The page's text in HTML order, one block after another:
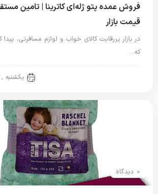
فروش عمده پتو ژله‌ای کاترینا | تامین
قیمت بازار
در بازار پررقابت کالای خواب و لوازم مسافرتی،
که…
یکشنبه , 12 جولای 2026
0 دیدگاه